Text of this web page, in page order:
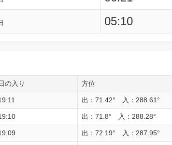
05:10
の入り 方位
出：71.42° 入：288.61°
出：71.8° 入：288.28°
出：72.19° 入：287.95°